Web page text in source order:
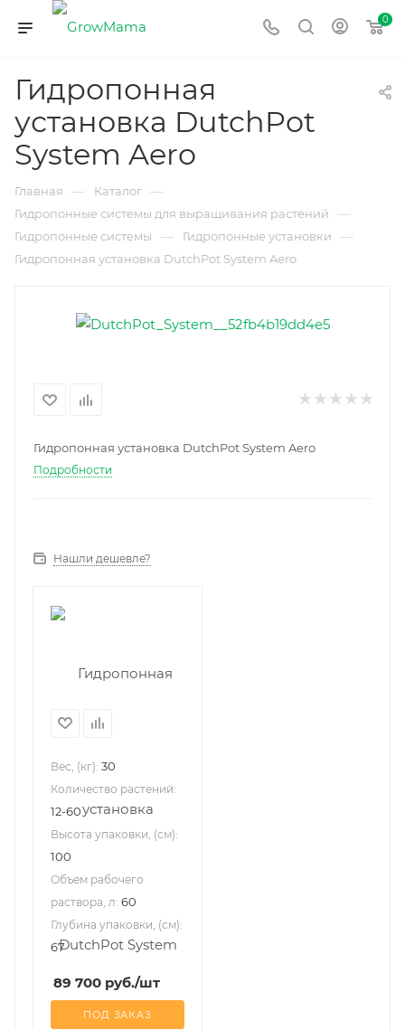
0
Гидропонная
установка DutchPot
System Aero
Главная — Каталог —
Гидропонные системы для выращивания растений —
Гидропонные системы — Гидропонные установки —
Гидропонная установка DutchPot System Aero
Гидропонная установка DutchPot System Aero
Подробности
Нашли дешевле?
Вес, (кг): 30
Количество растений:
12-60
Высота упаковки, (см):
100
Объем рабочего
раствора, л: 60
Глубина упаковки, (см):
67
89 700 руб./шт
ПОД ЗАКАЗ